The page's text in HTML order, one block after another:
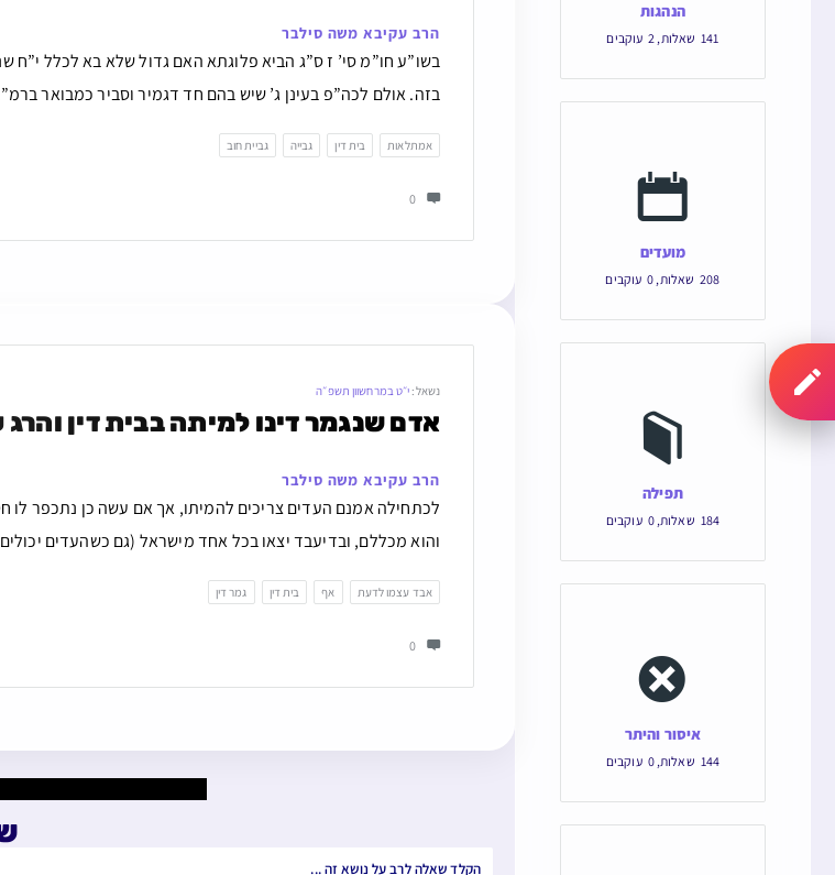
הרב עקיבא משה סילבר
בשו”ע חו”מ סי’ ז ס”ג הביא פלוגתא האם גדול שלא בא לכלל
בזה. אולם לכה”פ בעינן ג’ שיש בהם חד דגמיר וסביר כמבואר
אמתלאות בית דין גבייה גביית חוב
0
נשאל: י״ט במרחשוון תשפ״ה
אדם שנגמר דינו למיתה בבית דין
הרב עקיבא משה סילבר
לכתחילה אמנם העדים צריכים להמיתו, אך אם עשה כן נתכפר
והוא מכללם, ובדיעבד יצאו בכל אחד מישראל (גם כשהעדים
אבד עצמו לדעת אף בית דין גמר דין
0
הנהגות
141 שאלות,
2 עוקבים
מועדים
208 שאלות,
0 עוקבים
תפילה
184 שאלות,
0 עוקבים
איסור והיתר
144 שאלות,
0 עוקבים